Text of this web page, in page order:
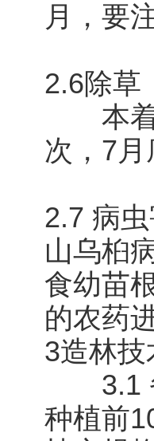
月，要
2.6除草
本着“
次，7
2.7 病
山乌桕
食幼苗
的农药
3造林技
3.1
种植前